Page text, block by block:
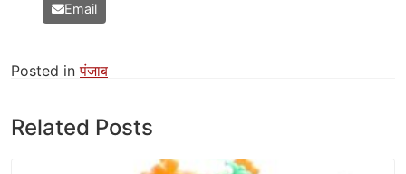
Email
Posted inपंजाब
Related Posts